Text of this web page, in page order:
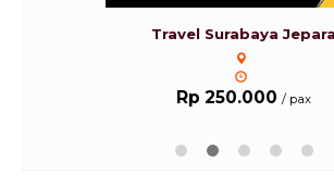
Travel Surabaya Jepara
Rp 250.000 / pax